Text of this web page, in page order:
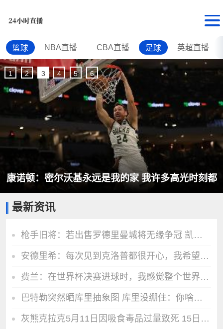
篮球 NBA直播 CBA直播 足球 英超直播
康诺顿：密尔沃基永远是我的家 我许多高光时刻都
1 2 3 4 5 6
最新资讯
枪手旧将：若出售罗德里曼城将无缘争冠 凯恩能打破梅西进球纪录
安德里希：每次见到克洛普都很开心，我希望在他执教时重回德国队
费兰：在世界杯决赛进球时，我感觉整个世界都静止了
巴特勒突然晒库里抽象图 库里没绷住：你啥毛病这是
灰熊克拉克5月11日因吸食毒品过量致死 15日还有官司&最终取消